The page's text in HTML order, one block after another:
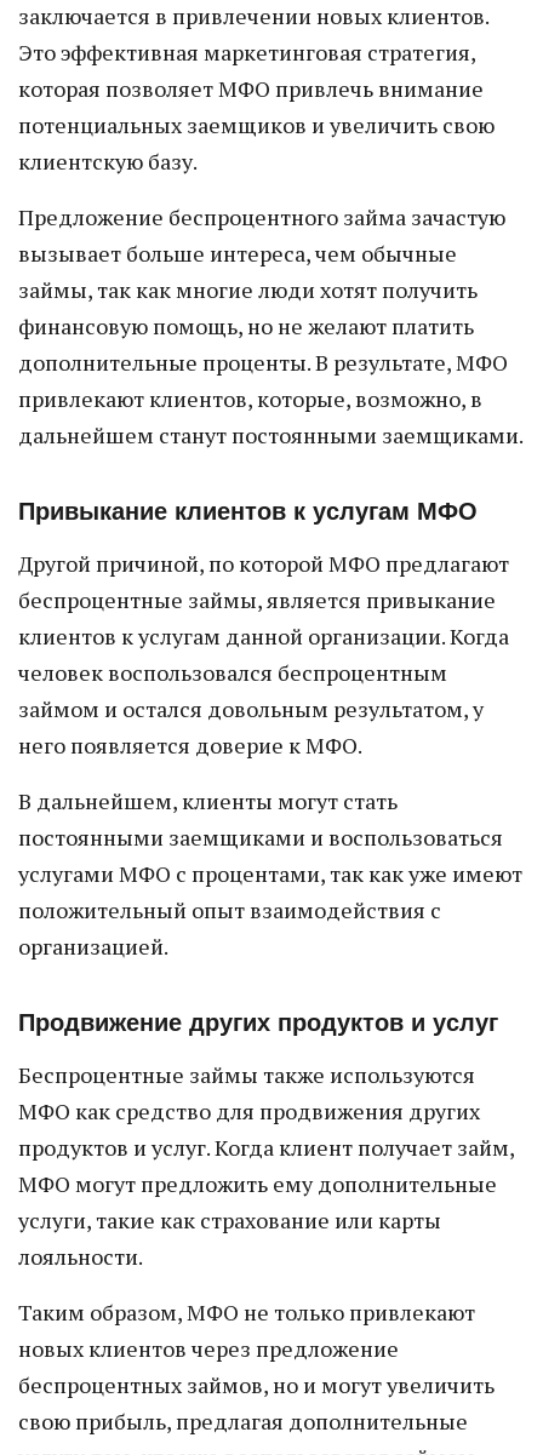
заключается в привлечении новых клиентов.
Это эффективная маркетинговая стратегия,
которая позволяет МФО привлечь внимание
потенциальных заемщиков и увеличить свою
клиентскую базу.
Предложение беспроцентного займа зачастую
вызывает больше интереса, чем обычные
займы, так как многие люди хотят получить
финансовую помощь, но не желают платить
дополнительные проценты. В результате, МФО
привлекают клиентов, которые, возможно, в
дальнейшем станут постоянными заемщиками.
Привыкание клиентов к услугам МФО
Другой причиной, по которой МФО предлагают
беспроцентные займы, является привыкание
клиентов к услугам данной организации. Когда
человек воспользовался беспроцентным
займом и остался довольным результатом, у
него появляется доверие к МФО.
В дальнейшем, клиенты могут стать
постоянными заемщиками и воспользоваться
услугами МФО с процентами, так как уже имеют
положительный опыт взаимодействия с
организацией.
Продвижение других продуктов и услуг
Беспроцентные займы также используются
МФО как средство для продвижения других
продуктов и услуг. Когда клиент получает займ,
МФО могут предложить ему дополнительные
услуги, такие как страхование или карты
лояльности.
Таким образом, МФО не только привлекают
новых клиентов через предложение
беспроцентных займов, но и могут увеличить
свою прибыль, предлагая дополнительные